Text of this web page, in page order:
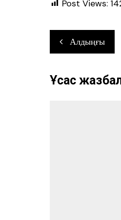
Post Views:
Навигация
по
записям
Алдыңғы
Ұқсас